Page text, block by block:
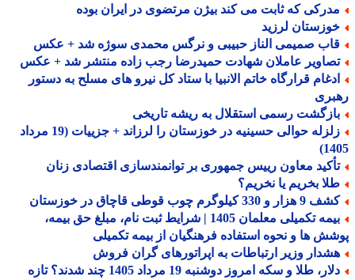
که ثابت می کند بیژن مرتضوی در ایران بوده
لرزید
صمیمی الناز حبیبی و نرگس محمدی سوژه شد + عکس
عاملان شهادت حمیدرضا رجب زاده منتشر شد + عکس
قرارگاه خاتم الانبیا با ستاد کل نیرو های مسلح به دستور
رسمی استقلال به ریشه تاریخی
زلزله حوالی حسینیه در خوزستان را لرزاند + جزییات (19 مرداد
معاون رییس جمهوری بر توانمندسازی اقتصادی زنان
بخریم یا نخریم؟
و 330 کیلوگرم چوب قوطی قاچاق در خوزستان
بیمه تکمیلی معلمان 1405 | شرایط ثبت نام، مبلغ حق بیمه،
ها و نحوه استفاده فرهنگیان از بیمه تکمیلی
وزیر ارتباطات به اپراتورهای گران فروش
دلار، طلا و سکه امروز دوشنبه 19 مرداد 1405 چند شدند؟ تازه